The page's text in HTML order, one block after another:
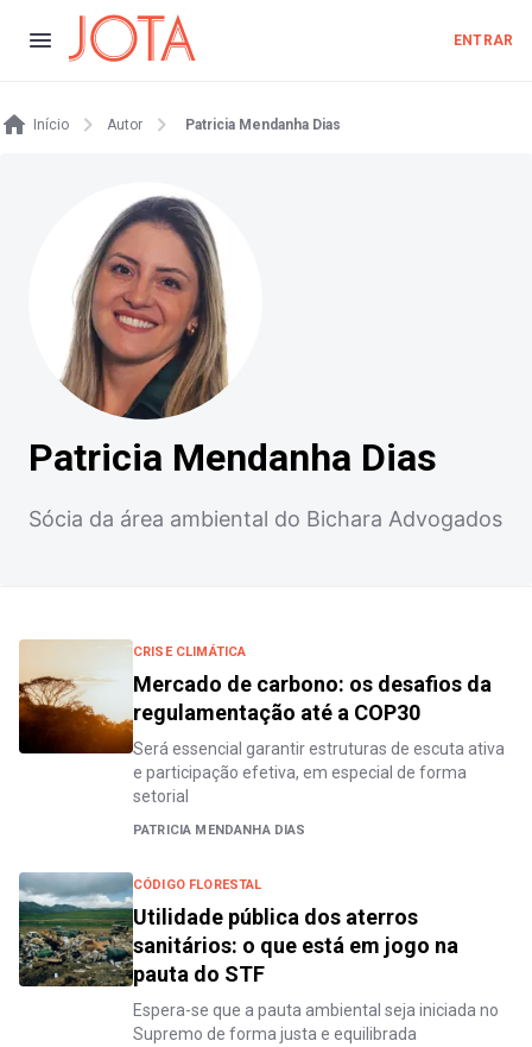
ENTRAR
Início Autor Patricia Mendanha Dias
Patricia Mendanha Dias
Sócia da área ambiental do Bichara Advogados
CRISE CLIMÁTICA
Mercado de carbono: os desafios da
regulamentação até a COP30
Será essencial garantir estruturas de escuta ativa
e participação efetiva, em especial de forma
setorial
PATRICIA MENDANHA DIAS
CÓDIGO FLORESTAL
Utilidade pública dos aterros
sanitários: o que está em jogo na
pauta do STF
Espera-se que a pauta ambiental seja iniciada no
Supremo de forma justa e equilibrada